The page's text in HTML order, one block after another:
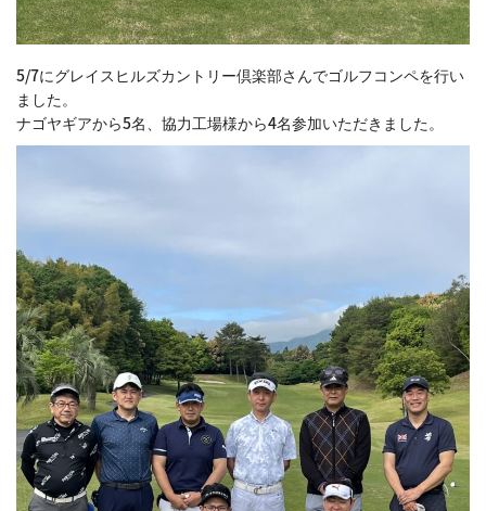
5/7にグレイスヒルズカントリー倶楽部さんでゴルフコンペを行い
ました。
ナゴヤギアから5名、協力工場様から4名参加いただきました。